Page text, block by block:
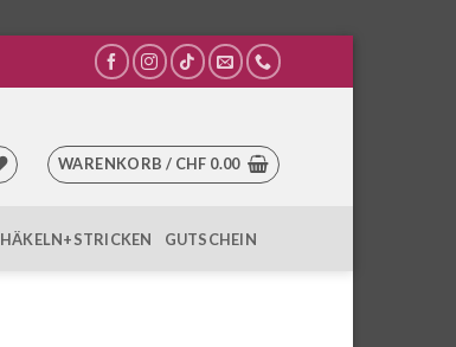
WARENKORB / CHF 0.00
HÄKELN+STRICKEN GUTSCHEIN